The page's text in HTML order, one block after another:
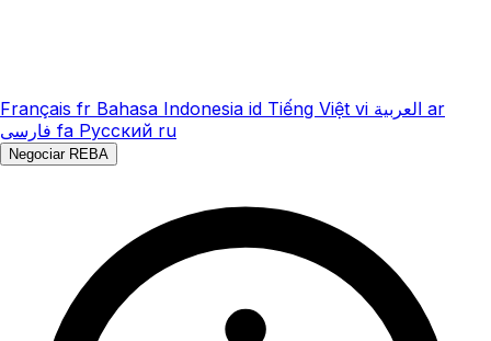
Français fr Bahasa Indonesia id Tiếng Việt vi العربية ar
فارسی fa Русский ru
Negociar REBA